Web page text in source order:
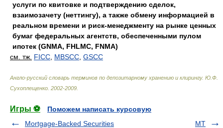
услуги по квитовке и подтверждению сделок,
взаимозачету (неттингу), а также обмену информацией в
реальном времени и риск-менеджменту на рынке ценных
бумаг федеральных агентств, обеспеченными пулом
ипотек (GNMA, FHLMC, FNMA)
см. тж. FICC MBSCC GSCC
Англо-русский словарь терминов по депозитарному хранению и клирингу. Ю.Ф.
Сухоплещенко 2002-2009
Игры ⚽
Поможем написать курсовую
Mortgage-Backed Securities
MT